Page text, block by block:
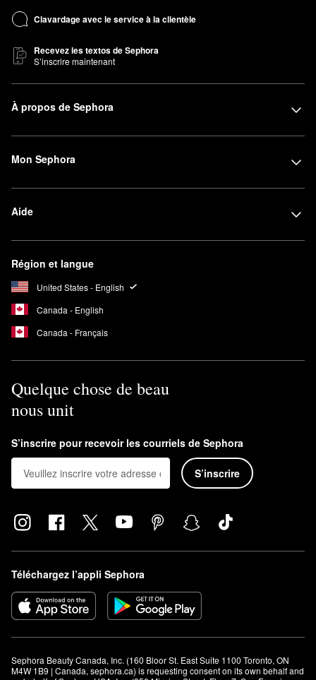
Clavardage avec le service à la clientèle
Recevez les textos de Sephora
S’inscrire maintenant
À propos de Sephora
Mon Sephora
Aide
Région et langue
United States - English
Canada - English
Canada - Français
Quelque chose de beau
nous unit
S’inscrire pour recevoir les courriels de Sephora
S’inscrire
Téléchargez l’appli Sephora
Sephora Beauty Canada, Inc. (160 Bloor St. East Suite 1100 Toronto, ON
M4W 1B9 | Canada, sephora.ca) is requesting consent on its own behalf and